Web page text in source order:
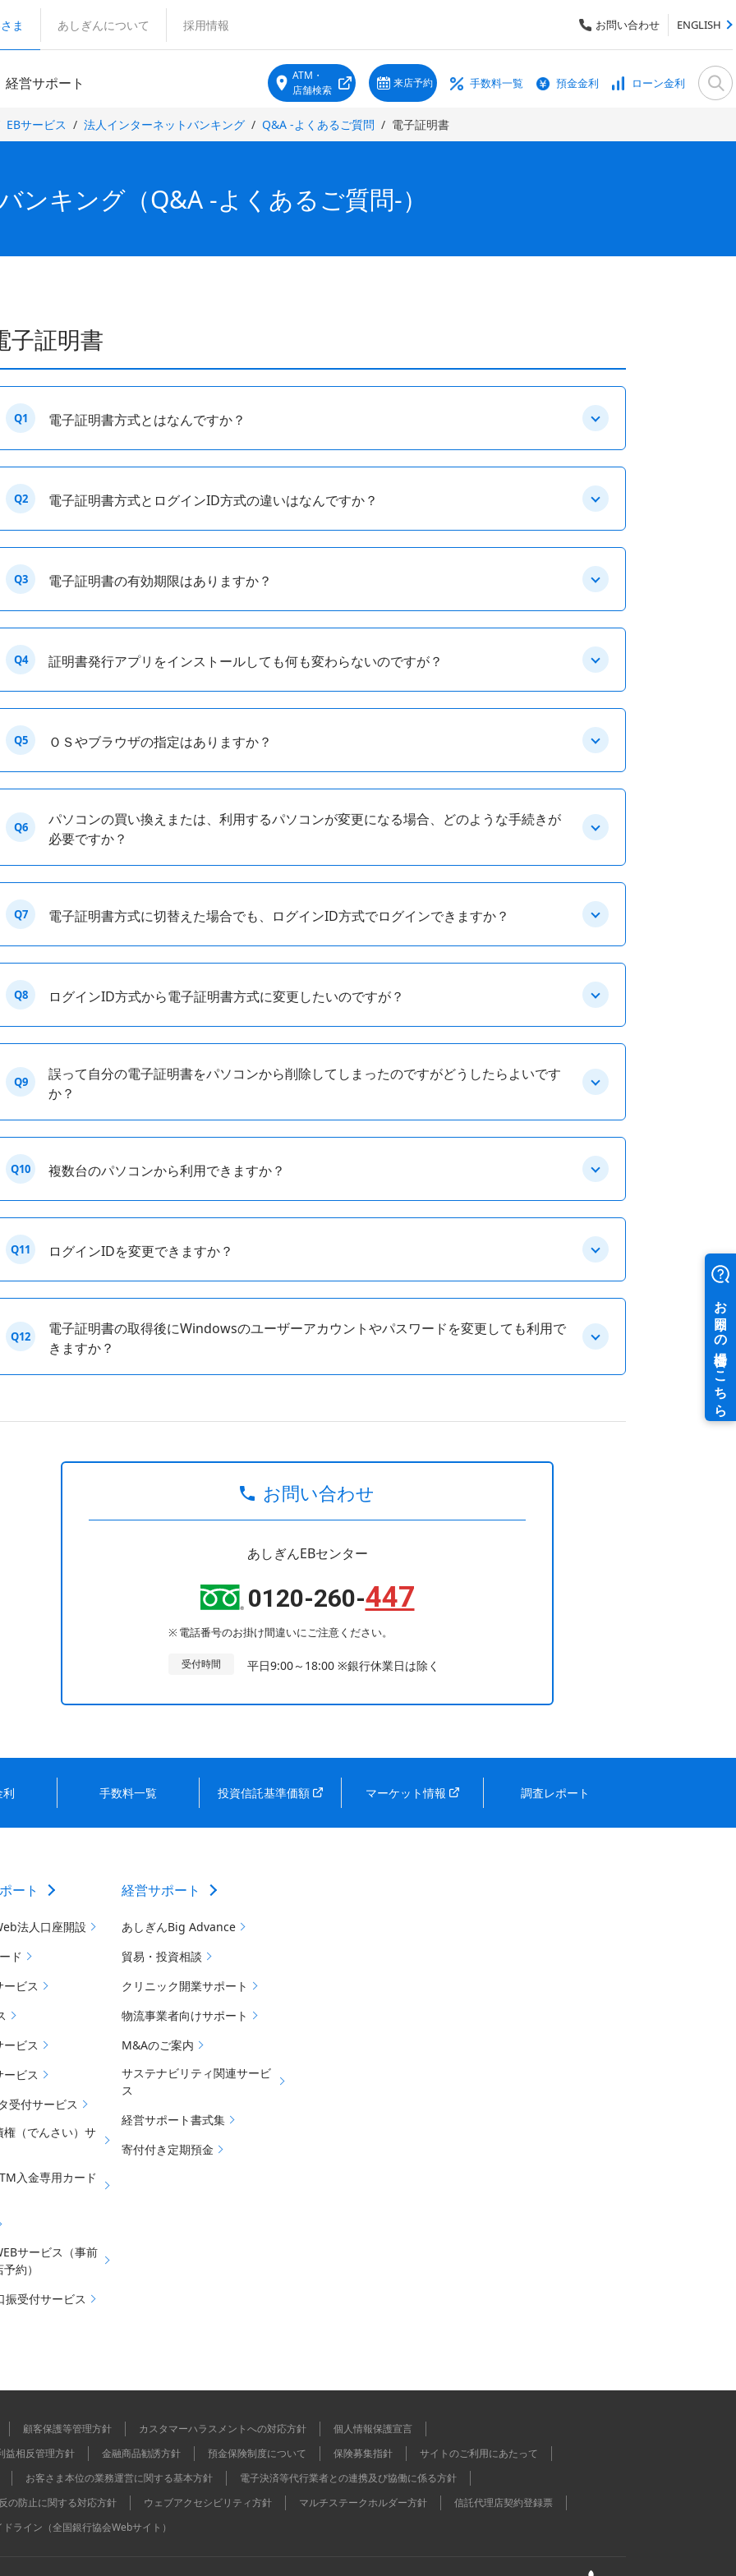
お問い合わせ ENGLISH
ま あしぎんについて 採用情報
経営サポート
ATM・
店舗検索
来店予約 手数料一覧 預金金利 ローン金利
EBサービス 法人インターネットバンキング Q&A -よくあるご質問 電子証明書
ンキング（Q&A -よくあるご質問-）
子証明書
Q1 電子証明書方式とはなんですか？
Q2 電子証明書方式とログインID方式の違いはなんですか？
Q3 電子証明書の有効期限はありますか？
Q4 証明書発行アプリをインストールしても何も変わらないのですが？
Q5 ＯＳやブラウザの指定はありますか？
Q6
パソコンの買い換えまたは、利用するパソコンが変更になる場合、どのような手続きが
必要ですか？
Q7 電子証明書方式に切替えた場合でも、ログインID方式でログインできますか？
Q8 ログインID方式から電子証明書方式に変更したいのですが？
Q9
誤って自分の電子証明書をパソコンから削除してしまったのですがどうしたらよいです
か？
Q10 複数台のパソコンから利用できますか？
Q11 ログインIDを変更できますか？
Q12
電子証明書の取得後にWindowsのユーザーアカウントやパスワードを変更しても利用で
きますか？
お問い合わせ
あしぎんEBセンター
0120-260-447
電話番号のお掛け間違いにご注意ください。
受付時間 平日9:00～18:00 ※銀行休業日は除く
利 手数料一覧 投資信託基準価額 マーケット情報 調査レポート
ート
法人口座開設
ド
ービス
ビス
ビス
受付サービス
権（でんさい）サ
入金専用カード
サービス（事前
約）
振受付サービス
経営サポート
あしぎんBig Advance
貿易・投資相談
クリニック開業サポート
物流事業者向けサポート
M&Aのご案内
サステナビリティ関連サービ
ス
経営サポート書式集
寄付付き定期預金
顧客保護等管理方針 カスタマーハラスメントへの対応方針
個人情報保護宣言
益相反管理方針 金融商品勧誘方針 預金保険制度について 保険募集指針
サイトのご利用にあたって
お客さま本位の業務運営に関する基本方針
電子決済等代行業者との連携及び協働に係る方針
の防止に関する対応方針
ウェブアクセシビリティ方針 マルチステークホルダー方針
信託代理店契約登録票
ライン（全国銀行協会Webサイト）